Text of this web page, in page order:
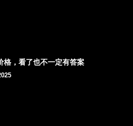
，看了也不一定有答案